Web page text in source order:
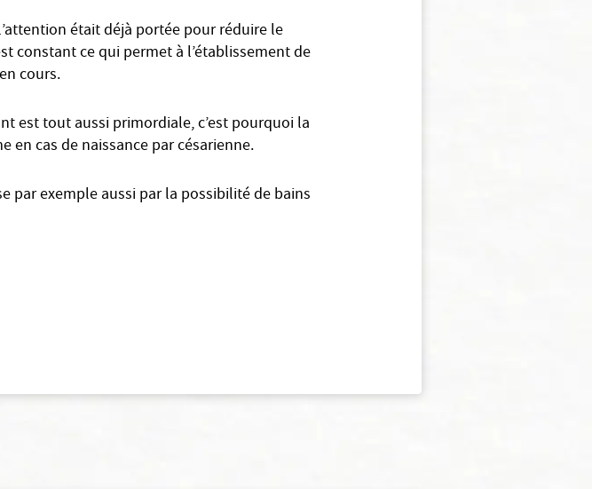
était déjà portée pour réduire le
constant ce qui permet à l’établissement de
cours.
est tout aussi primordiale, c’est pourquoi la
en cas de naissance par césarienne.
par exemple aussi par la possibilité de bains